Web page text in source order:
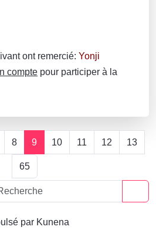
ont remercié: Yonji
compte pour participer à la
8 9 10 11 12 13
65
par Kunena